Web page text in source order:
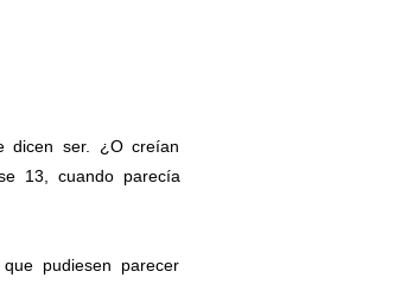
dicen ser. ¿O creían
13, cuando parecía
pudiesen parecer